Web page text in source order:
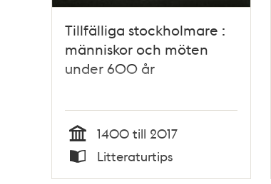
Tillfälliga stockholmare :
människor och möten
under 600 år
Tid
1400 till 2017
Typ
Litteraturtips